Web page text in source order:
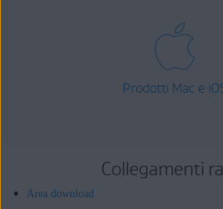
Prodotti Mac e
Collegamenti
Area download